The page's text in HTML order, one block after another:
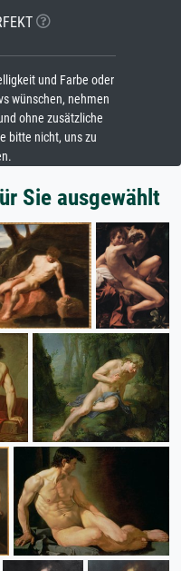
und Farbe oder
wünschen, nehmen
ohne zusätzliche
bitte nicht, uns zu
Sie ausgewählt